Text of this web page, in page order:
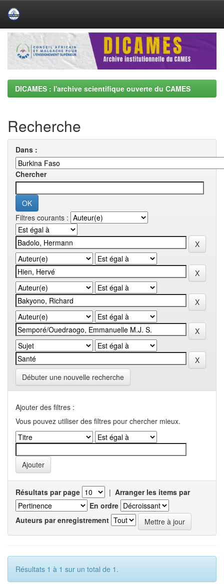
Skip
navigation
DICAMES : l'archive scientifique ouverte du CAMES
Recherche
Dans :
Chercher
Filtres courants :
Débuter une nouvelle recherche
Ajouter des filtres :
Vous pouvez utiliser des filtres pour chercher mieux.
Résultats par page | Arranger les items par
En ordre
Auteurs par enregistrement
Résultats 1 à 1 sur un total de 1.